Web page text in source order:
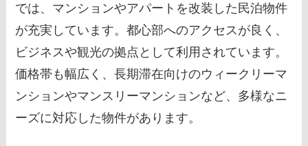
では、マンションやアパートを改装した民泊物件
が充実しています。都心部へのアクセスが良く、
ビジネスや観光の拠点として利用されています。
価格帯も幅広く、長期滞在向けのウィークリーマ
ンションやマンスリーマンションなど、多様なニ
ーズに対応した物件があります。